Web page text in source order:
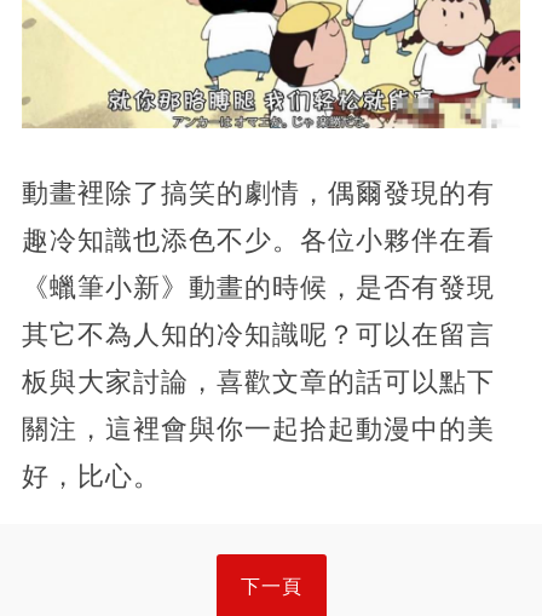
動畫裡除了搞笑的劇情，偶爾發現的有
趣冷知識也添色不少。各位小夥伴在看
《蠟筆小新》動畫的時候，是否有發現
其它不為人知的冷知識呢？可以在留言
板與大家討論，喜歡文章的話可以點下
關注，這裡會與你一起拾起動漫中的美
好，比心。
下一頁